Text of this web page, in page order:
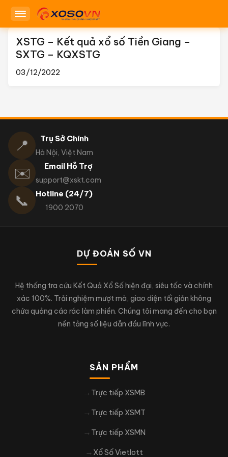
XSTG – Kết quả xổ số Tiền Giang –
SXTG – KQXSTG
03/12/2022
📍 Trụ Sở Chính
Hà Nội, Việt Nam
✉️ Email Hỗ Trợ
support@xskt.com
📞 Hotline (24/7)
1900 2070
DỰ ĐOÁN SỐ VN
Hệ thống tra cứu Kết Quả Xổ Số hiện đại, siêu tốc và chính
xác 100%. Trải nghiệm mượt mà, giao diện tối giản không
chứa quảng cáo rác làm phiền. Chúng tôi mang đến cho bạn
nền tảng số liệu dẫn đầu lĩnh vực.
SẢN PHẨM
Trực tiếp XSMB
Trực tiếp XSMT
Trực tiếp XSMN
Xổ Số Vietlott